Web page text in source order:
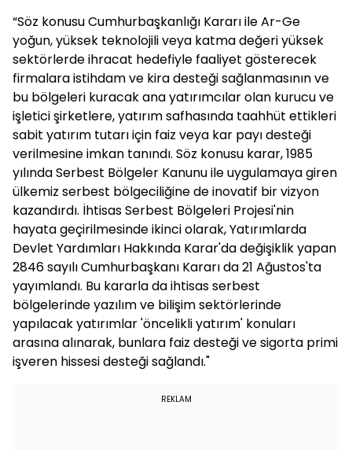
“Söz konusu Cumhurbaşkanlığı Kararı ile Ar-Ge
yoğun, yüksek teknolojili veya katma değeri yüksek
sektörlerde ihracat hedefiyle faaliyet gösterecek
firmalara istihdam ve kira desteği sağlanmasının ve
bu bölgeleri kuracak ana yatırımcılar olan kurucu ve
işletici şirketlere, yatırım safhasında taahhüt ettikleri
sabit yatırım tutarı için faiz veya kar payı desteği
verilmesine imkan tanındı. Söz konusu karar, 1985
yılında Serbest Bölgeler Kanunu ile uygulamaya giren
ülkemiz serbest bölgeciliğine de inovatif bir vizyon
kazandırdı. İhtisas Serbest Bölgeleri Projesi'nin
hayata geçirilmesinde ikinci olarak, Yatırımlarda
Devlet Yardımları Hakkında Karar'da değişiklik yapan
2846 sayılı Cumhurbaşkanı Kararı da 21 Ağustos'ta
yayımlandı. Bu kararla da ihtisas serbest
bölgelerinde yazılım ve bilişim sektörlerinde
yapılacak yatırımlar 'öncelikli yatırım' konuları
arasına alınarak, bunlara faiz desteği ve sigorta primi
işveren hissesi desteği sağlandı."
REKLAM